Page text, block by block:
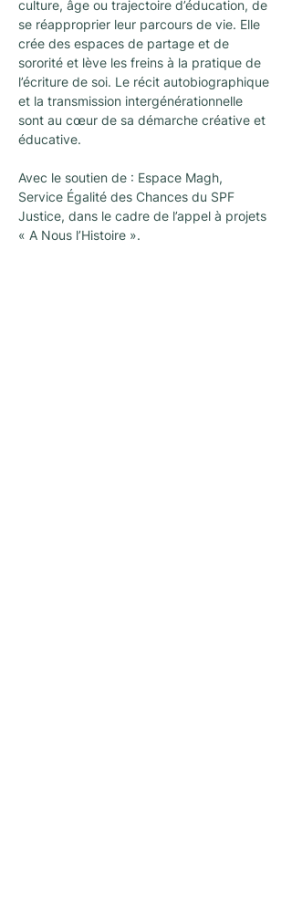
culture, âge ou trajectoire d’éducation, de
se réapproprier leur parcours de vie. Elle
crée des espaces de partage et de
sororité et lève les freins à la pratique de
l’écriture de soi. Le récit autobiographique
et la transmission intergénérationnelle
sont au cœur de sa démarche créative et
éducative.
Avec le soutien de : Espace Magh,
Service Égalité des Chances du SPF
Justice, dans le cadre de l’appel à projets
« A Nous l’Histoire ».